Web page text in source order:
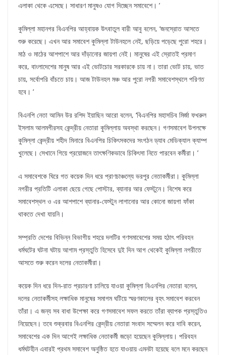
এলাকা থেকে এসেছে। সাধারণ মানুষও যোগ দিচ্ছেন সমাবেশে। ’
কুমিল্লা মহানগর বিএনপির আহ্বায়ক উৎবাতুল বারী আবু বলেন, ‘জনস্রোত আসতে
শুরু করেছে। এখন আর সমাবেশ কুমিল্লা টাউনহলে নেই, ছড়িয়ে পড়েছে পুরো শহরে।
মাঠ ও মাঠের আশপাশে আর দাঁড়ানোর জায়গা নেই। মানুষের এই স্রোতই প্রমাণ
করে, বাংলাদেশের মানুষ আর এই ভোটচোর সরকারকে চায় না। তারা ভোট চায়, ভাত
চায়, সর্বোপরি বাঁচতে চায়। আজ টাউনহল মঞ্চ আর পুরো নগরী সমাবেশস্থলে পরিণত
হবে। ’
বিএনপি নেতা আমিন উর রশিদ ইয়াছিন আরো বলেন, ‘বিএনপির মহাসচিব মির্জা ফখরুল
ইসলাম আলমগীরসহ কেন্দ্রীয় নেতারা কুমিল্লায় অবস্থা করছেন। গণসমাবেশ উপলক্ষে
কুমিল্লা কেন্দ্রীয় শহীদ মিনারে বিএনপির চিকিৎসকদের সংগঠন ড্যাব মেডিক্যাল ক্যাম্প
খুলেছে। সেখানে গিয়ে প্রয়োজনে তাৎক্ষণিকভাবে চিকিৎসা নিতে পারবেন কর্মীরা। ’
এ সমাবেশকে ঘিরে গত কয়েক দিন ধরে প্রাণচাঞ্চল্যে ভরপুর নেতাকর্মীরা। কুমিল্লা
নগরীর প্রতিটি এলাকা ছেয়ে গেছে পোস্টার, ব্যানার আর ফেস্টুনে। বিশেষ করে
সমাবেশস্থল ও এর আশপাশে ব্যানার-ফেস্টুন লাগানোর আর কোনো জায়গা ফাঁকা
থাকতে দেখা যায়নি।
সম্প্রতি দেশের বিভিন্ন বিভাগীয় শহরে দলটির গণসমাবেশের সময় হঠাৎ পরিবহন
ধর্মঘটের ঘটনা ঘটায় আগাম প্রস্তুতি হিসেবে দুই দিন আগ থেকেই কুমিল্লা নগরীতে
আসতে শুরু করেন দলের নেতাকর্মীরা।
কয়েক দিন ধরে দিন-রাত প্রচারণা চালিয়ে যাওয়া কুমিল্লা বিএনপির নেতারা বলেন,
দলের নেতাকর্মীসহ লক্ষাধিক মানুষের সমাগম ঘটিয়ে স্মরণকালের বৃহৎ সমাবেশ করবেন
তাঁরা। এ জন্য সব বাধা উপেক্ষা করে গণসমাবেশ সফল করতে তাঁরা ব্যাপক প্রস্তুতিও
নিয়েছেন। তবে শুক্রবার বিএনপির কেন্দ্রীয় নেতারা সংবাদ সম্মেলন করে দাবি করেন,
সমাবেশের এক দিন আগেই লক্ষাধিক নেতাকর্মী জড়ো হয়েছেন কুমিল্লায়। পরিবহন
ধর্মঘটহীন এবারই প্রথম সমাবেশ অনুষ্ঠিত হতে যাওয়ায় এমনটা হয়েছে বলে মনে করছেন